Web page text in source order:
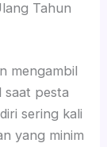
Tahun
mengambil
saat pesta
sering kali
yang minim